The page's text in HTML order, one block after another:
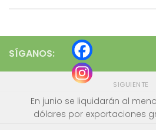
SÍGANOS:
SIGUIENTE
En junio se liquidarán al
dólares por exportaciones